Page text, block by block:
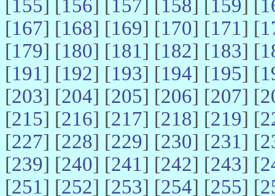
[155] [156] [157] [158] [159] [
[167] [168] [169] [170] [171] [
[179] [180] [181] [182] [183] [
[191] [192] [193] [194] [195] [
[203] [204] [205] [206] [207] [
[215] [216] [217] [218] [219] [
[227] [228] [229] [230] [231] [
[239] [240] [241] [242] [243] [
[251] [252] [253] [254] [255] [